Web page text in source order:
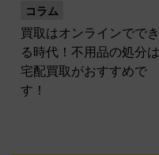
コラム
買取はオンラインででき
る時代！不用品の処分は
宅配買取がおすすめで
す！